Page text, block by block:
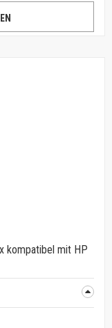
kompatibel mit HP